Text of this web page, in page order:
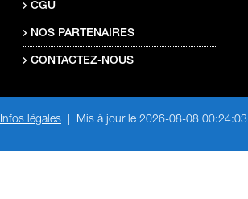
CGU
NOS PARTENAIRES
CONTACTEZ-NOUS
Infos légales | Mis à jour le 2026-08-08 00:24:03